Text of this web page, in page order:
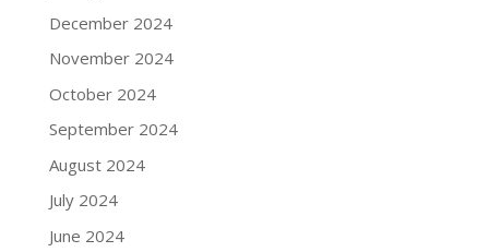
December 2024
November 2024
October 2024
September 2024
August 2024
July 2024
June 2024